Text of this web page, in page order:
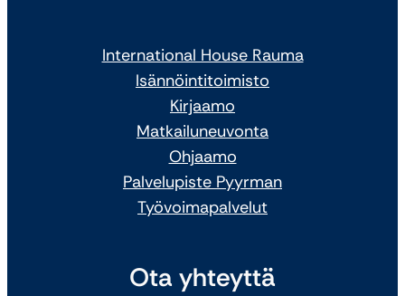
International House Rauma
Isännöintitoimisto
Kirjaamo
Matkailuneuvonta
Ohjaamo
Palvelupiste Pyyrman
Työvoimapalvelut
Ota yhteyttä